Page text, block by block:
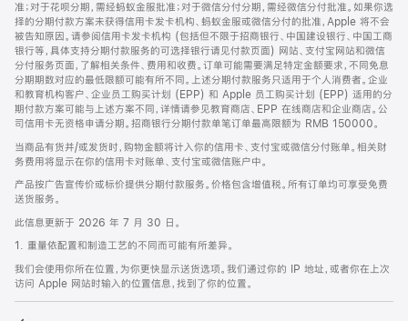
准；对于花呗分期，需经蚂蚁金服批准；对于微信分付分期，需经微信分付批准。如果你选
择的分期付款方案未获得信用卡发卡机构、蚂蚁金服或微信分付的批准，Apple 将不会
被告知原因。请参阅信用卡发卡机构 (包括但不限于招商银行、中国建设银行、中国工商
银行等，具体支持分期付款服务的可选择银行请见付款页面) 网站、支付宝网站和微信
分付服务页面，了解相关条件、费用和收费。订单可能需要满足特定金额要求，不同免息
分期期数对应的最低限额可能有所不同。上述分期付款服务只适用于个人消费者。企业
和教育机构客户、企业员工购买计划 (EPP) 和 Apple 员工购买计划 (EPP) 适用的分
期付款方案可能与上述方案不同，详情请参见教育商店、EPP 在线商店和企业商店。公
司信用卡无资格申请分期。招商银行分期付款单笔订单最高限额为 RMB 150000。
当商品有货并/或发货时，购物金额将计入你的信用卡、支付宝或微信分付账单。相关财
务费用将显示在你的信用卡对账单、支付宝或微信账户中。
产品按广告宣传价或标价提供分期付款服务。价格包含增值税。所有订单均可享受免费
送货服务。
此信息更新于 2026 年 7 月 30 日。
1. 重量依配置和制造工艺的不同而可能有所差异。
我们会使用你所在位置，为你更快显示送货选项。我们通过你的 IP 地址，或者你在上次
访问 Apple 网站时输入的位置信息，找到了你的位置。